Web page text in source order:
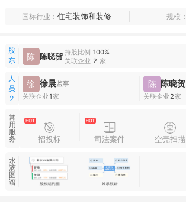
国标行业 住宅装饰和装修 规模
股
东
陈 陈晓贺 持股比例 100%
关联企业 2 家
人
员
2
徐 徐晨监事
关联企业1家
陈 陈晓贺
关联企业2家
常
用
服
务
招投标 司法案件 空壳扫描
水
滴
图
谱